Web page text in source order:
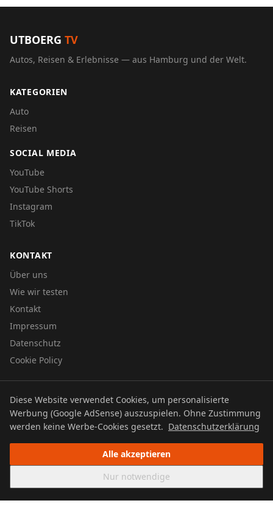
UTBOERG TV
Autos, Reisen & Erlebnisse — aus Hamburg und der Welt.
KATEGORIEN
Auto
Reisen
SOCIAL MEDIA
YouTube
YouTube Shorts
Instagram
TikTok
KONTAKT
Über uns
Wie wir testen
Kontakt
Impressum
Datenschutz
Cookie Policy
© 2026 UTBOERG TV
DatenschutzImpressumCookie Policy
Diese Website verwendet Cookies, um personalisierte
Werbung (Google AdSense) auszuspielen. Ohne Zustimmung
werden keine Werbe-Cookies gesetzt. Datenschutzerklärung
Alle akzeptieren
Nur notwendige